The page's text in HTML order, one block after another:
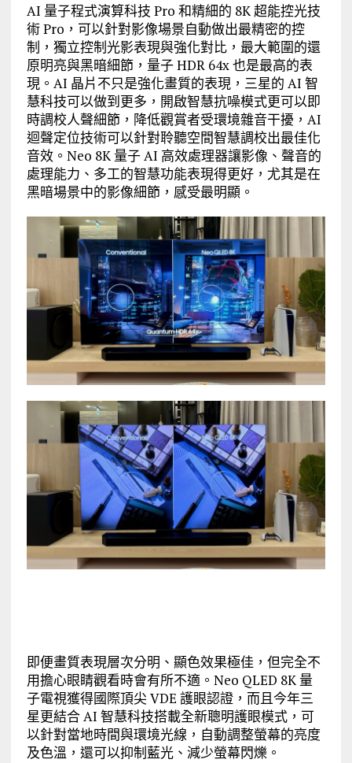
AI 量子程式演算科技 Pro 和精細的 8K 超能控光技
術 Pro，可以針對影像場景自動做出最精密的控
制，獨立控制光影表現與強化對比，最大範圍的還
原明亮與黑暗細節，量子 HDR 64x 也是最高的表
現。AI 晶片不只是強化畫質的表現，三星的 AI 智
慧科技可以做到更多，開啟智慧抗噪模式更可以即
時調校人聲細節，降低觀賞者受環境雜音干擾，AI
迴聲定位技術可以針對聆聽空間智慧調校出最佳化
音效。Neo 8K 量子 AI 高效處理器讓影像、聲音的
處理能力、多工的智慧功能表現得更好，尤其是在
黑暗場景中的影像細節，感受最明顯。
即便畫質表現層次分明、顯色效果極佳，但完全不
用擔心眼睛觀看時會有所不適。Neo QLED 8K 量
子電視獲得國際頂尖 VDE 護眼認證，而且今年三
星更結合 AI 智慧科技搭載全新聰明護眼模式，可
以針對當地時間與環境光線，自動調整螢幕的亮度
及色溫，還可以抑制藍光、減少螢幕閃爍。